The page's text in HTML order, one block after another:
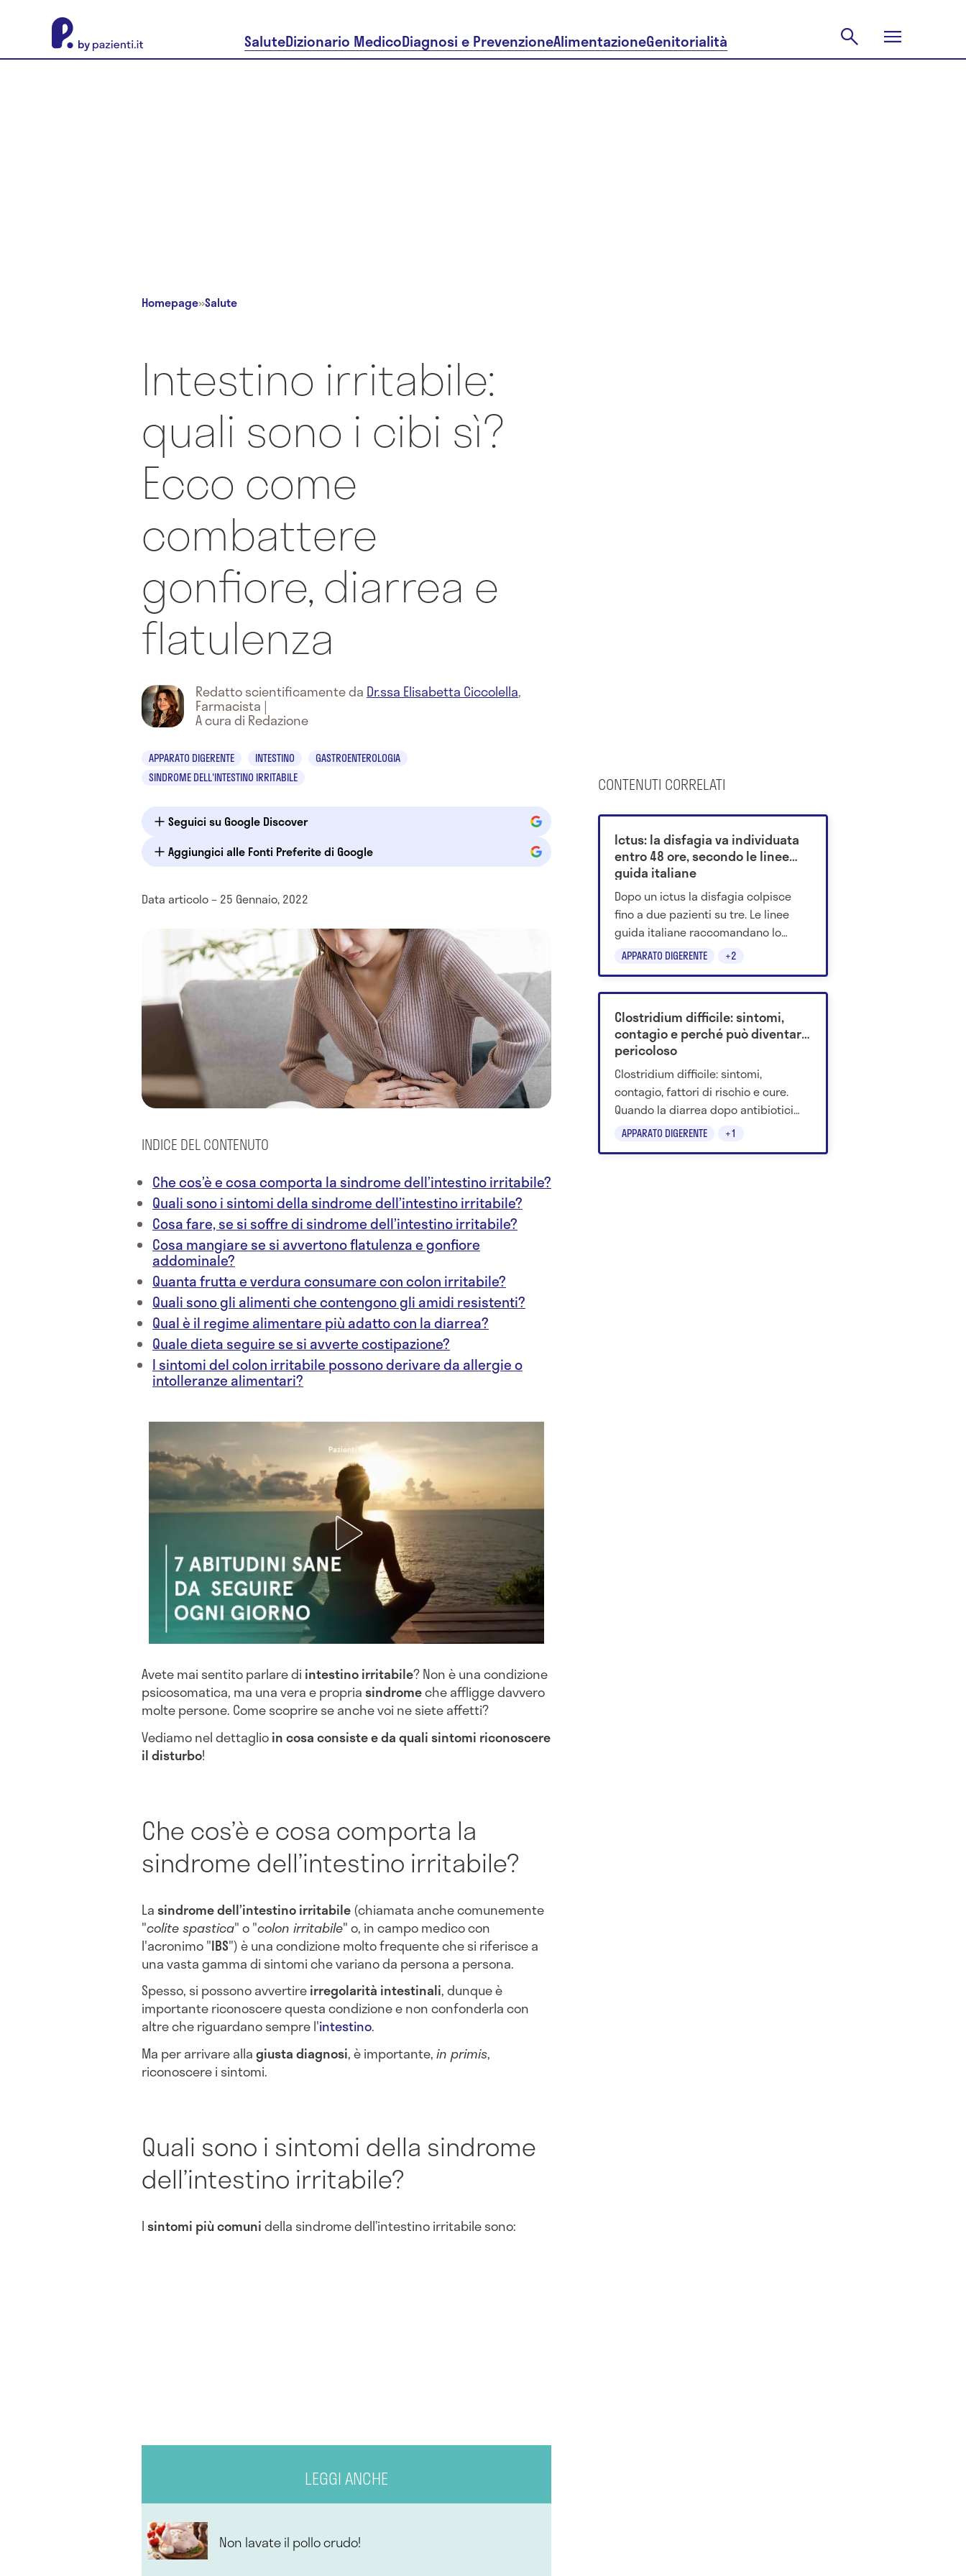
SaluteDizionario MedicoDiagnosi e PrevenzioneAlimentazioneGenitorialità
Homepage»Salute
Intestino irritabile:
quali sono i cibi sì?
Ecco come
combattere
gonfiore, diarrea e
flatulenza
Redatto scientificamente da Dr.ssa Elisabetta Ciccolella,
Farmacista |
A cura di Redazione
APPARATO DIGERENTE INTESTINO
GASTROENTEROLOGIA
SINDROME DELL'INTESTINO IRRITABILE
Seguici su Google Discover
Aggiungici alle Fonti Preferite di Google
Data articolo – 25 Gennaio, 2022
INDICE DEL CONTENUTO
Che cos’è e cosa comporta la sindrome dell’intestino irritabile?
Quali sono i sintomi della sindrome dell’intestino irritabile?
Cosa fare, se si soffre di sindrome dell’intestino irritabile?
Cosa mangiare se si avvertono flatulenza e gonfiore
addominale?
Quanta frutta e verdura consumare con colon irritabile?
Quali sono gli alimenti che contengono gli amidi resistenti?
Qual è il regime alimentare più adatto con la diarrea?
Quale dieta seguire se si avverte costipazione?
I sintomi del colon irritabile possono derivare da allergie o
intolleranze alimentari?
Avete mai sentito parlare di intestino irritabile? Non è una condizione
psicosomatica, ma una vera e propriasindromeche affligge davvero
molte persone. Come scoprire se anche voi ne siete affetti?
Vediamo nel dettaglioin cosa consiste e da quali sintomi riconoscere
il disturbo!
Che cos’è e cosa comporta la
sindrome dell’intestino irritabile?
Lasindrome dell’intestino irritabile(chiamata anche comunemente
"colite spastica" o "colon irritabile" o, in campo medico con
l'acronimo "IBS") è una condizione molto frequente che si riferisce a
una vasta gamma di sintomi che variano da persona a persona.
Spesso, si possono avvertireirregolarità intestinali, dunque è
importante riconoscere questa condizione e non confonderla con
altre che riguardano sempre l'intestino.
Ma per arrivare allagiusta diagnosi, è importante,in primis,
riconoscere i sintomi.
Quali sono i sintomi della sindrome
dell’intestino irritabile?
Isintomi più comunidella sindrome dell’intestino irritabile sono:
LEGGI ANCHE
Non lavate il pollo crudo!
CONTENUTI CORRELATI
APPARATO DIGERENTE +2
Ictus: la disfagia va individuata
entro 48 ore, secondo le linee
guida italiane
Dopo un ictus la disfagia colpisce
fino a due pazienti su tre. Le linee
guida italiane raccomandano lo
screening della deglutizione entro
APPARATO DIGERENTE +1
Clostridium difficile: sintomi,
contagio e perché può diventare
pericoloso
Clostridium difficile: sintomi,
contagio, fattori di rischio e cure.
Quando la diarrea dopo antibiotici
può indicare un'infezione da non